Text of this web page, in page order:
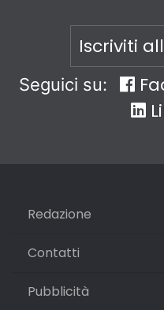
Iscriviti
Seguici su:
Redazione
Contatti
Pubblicità